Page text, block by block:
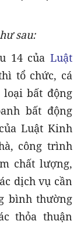
sau:
14 của Luật
tổ chức, cá
bất động
bất động
Luật Kinh
công trình
chất lượng,
dịch vụ cần
bình thường
thỏa thuận